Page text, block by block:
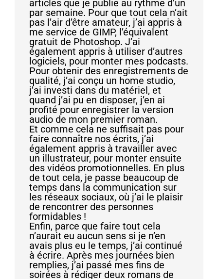
articles que je publie au rythme d’un
par semaine. Pour que tout cela n’ait
pas l’air d’être amateur, j’ai appris à
me service de GIMP, l’équivalent
gratuit de Photoshop. J’ai
également appris à utiliser d’autres
logiciels, pour monter mes podcasts.
Pour obtenir des enregistrements de
qualité, j’ai conçu un home studio,
j’ai investi dans du matériel, et
quand j’ai pu en disposer, j’en ai
profité pour enregistrer la version
audio de mon premier roman.
Et comme cela ne suffisait pas pour
faire connaître nos écrits, j’ai
également appris à travailler avec
un illustrateur, pour monter ensuite
des vidéos promotionnelles. En plus
de tout cela, je passe beaucoup de
temps dans la communication sur
les réseaux sociaux, où j’ai le plaisir
de rencontrer des personnes
formidables !
Enfin, parce que faire tout cela
n’aurait eu aucun sens si je n’en
avais plus eu le temps, j’ai continué
à écrire. Après mes journées bien
remplies, j’ai passé mes fins de
soirées à rédiger deux romans de